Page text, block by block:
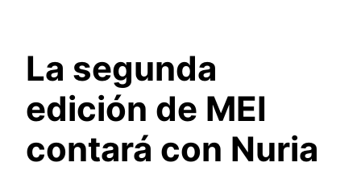
La segunda
edición de MEI
contará con Nuria